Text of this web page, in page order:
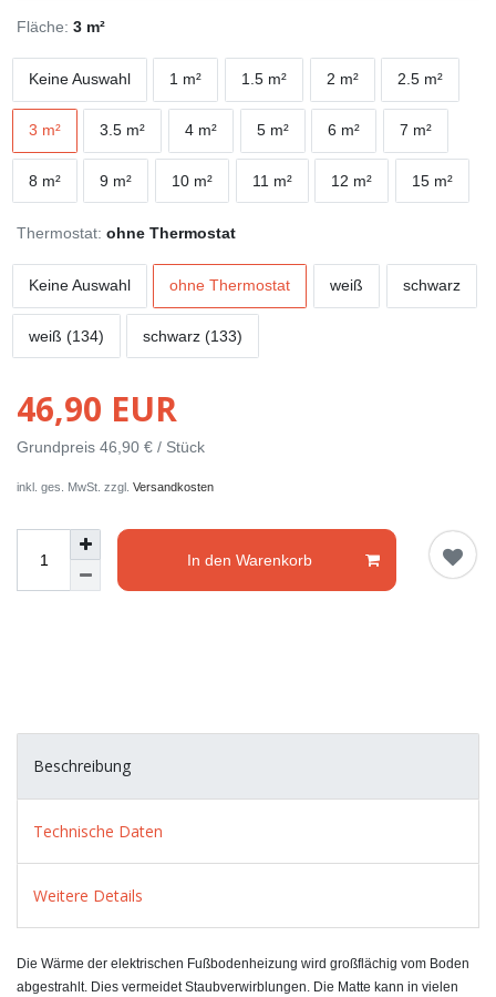
Fläche: 3 m²
Keine Auswahl 1 m² 1.5 m² 2 m² 2.5 m²
3 m² 3.5 m² 4 m² 5 m² 6 m² 7 m²
8 m² 9 m² 10 m² 11 m² 12 m² 15 m²
Thermostat: ohne Thermostat
Keine Auswahl ohne Thermostat weiß schwarz
weiß (134) schwarz (133)
46,90 EUR
Grundpreis 46,90 € / Stück
inkl. ges. MwSt. zzgl. Versandkosten
In den Warenkorb
Beschreibung
Technische Daten
Weitere Details
Die Wärme der elektrischen Fußbodenheizung wird großflächig vom Boden
abgestrahlt. Dies vermeidet Staubverwirblungen. Die Matte kann in vielen